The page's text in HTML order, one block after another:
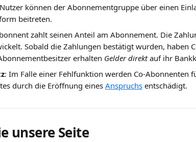
können der Abonnementgruppe über einen
beitreten.
zahlt seinen Anteil am Abonnement. Die
Sobald die Zahlungen bestätigt wurden, haben
erhalten Gelder direkt auf ihr
: Im Falle einer Fehlfunktion werden Co-Abonnenten
durch die Eröffnung eines Anspruchs entschädigt.
unsere Seite